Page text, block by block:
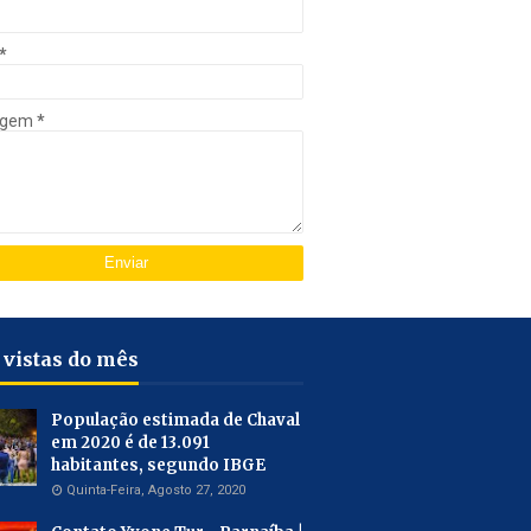
*
*
do mês
População estimada de Chaval
em 2020 é de 13.091
habitantes, segundo IBGE
Quinta-Feira, Agosto 27, 2020